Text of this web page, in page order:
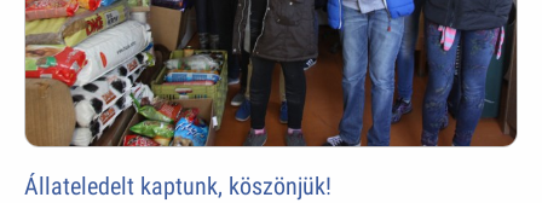
Állateledelt kaptunk, köszönjük!